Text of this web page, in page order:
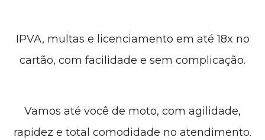
IPVA, multas e licenciamento em até 18x no
cartão, com facilidade e sem complicação.
Vamos até você de moto, com agilidade,
rapidez e total comodidade no atendimento.